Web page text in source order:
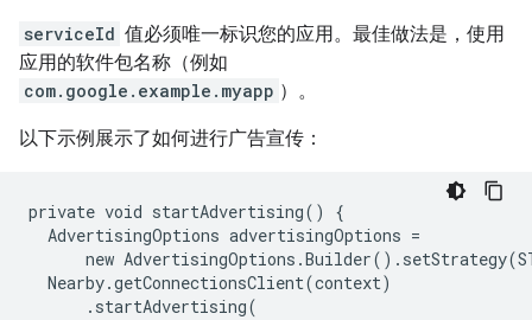
serviceId 值必须唯一标识您的应用。最佳做法是，使用
应用的软件包名称（例如
com.google.example.myapp ）。
以下示例展示了如何进行广告宣传：
private void startAdvertising() {
  AdvertisingOptions advertisingOptions =
new
  Nearby.getConnectionsClient(context)
      .startAdvertising(